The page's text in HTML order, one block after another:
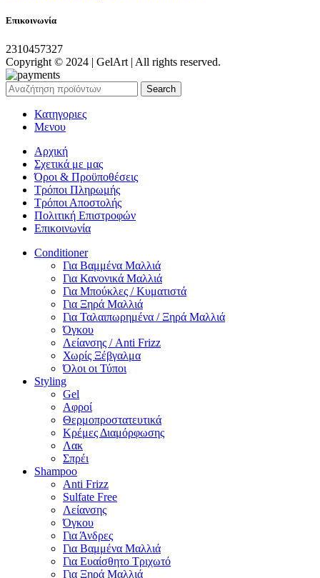
Επικοινωνία
2310457327
Copyright © 2024 | GelArt | All rights reserved.
Search
Κατηγοριες
Μενου
Αρχική
Σχετικά με μας
Όροι & Προϋποθέσεις
Τρόποι Πληρωμής
Τρόποι Αποστολής
Πολιτική Επιστροφών
Επικοινωνία
Conditioner
Για Βαμμένα Μαλλιά
Για Κανονικά Μαλλιά
Για Μπούκλες / Κυματιστά
Για Ξηρά Μαλλιά
Για Ταλαιπωρημένα / Ξηρά Μαλλιά
Όγκου
Λείανσης / Anti Frizz
Χωρίς Ξέβγαλμα
Όλοι οι Τύποι
Styling
Gel
Αφροί
Θερμοπροστατευτικά
Κρέμες Διαμόρφωσης
Λακ
Σπρέι
Shampoo
Anti Frizz
Sulfate Free
Λείανσης
Όγκου
Για Άνδρες
Για Βαμμένα Μαλλιά
Για Ευαίσθητο Τριχωτό
Για Ξηρά Μαλλιά